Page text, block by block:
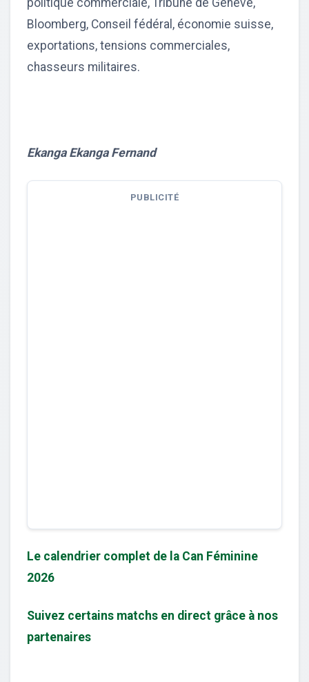
Bloomberg, Conseil fédéral, économie suisse,
exportations, tensions commerciales,
chasseurs militaires.
Ekanga Ekanga Fernand
PUBLICITÉ
Le calendrier complet de la Can Féminine
2026
Suivez certains matchs en direct grâce à nos
partenaires